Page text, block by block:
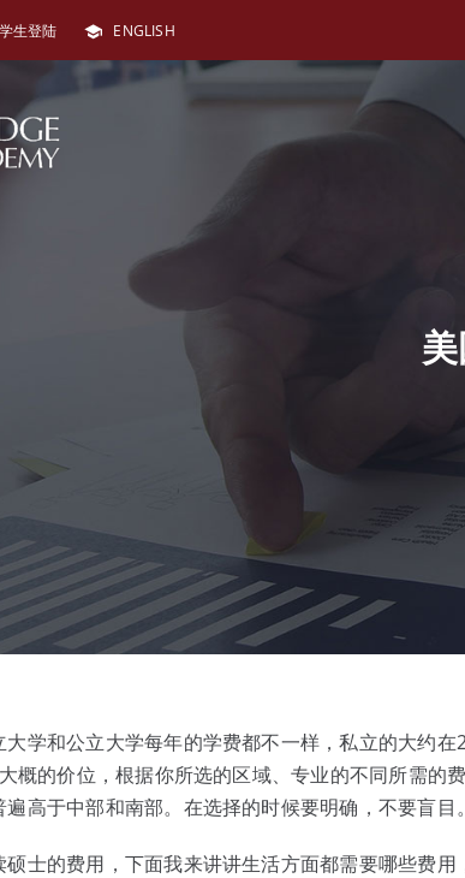
学生登陆 ENGLISH
学和公立大学每年的学费都不一样，私立的大约
概的价位，根据你所选的区域、专业的不同所需的
高于中部和南部。在选择的时候要明确，不要盲目。
士的费用，下面我来讲讲生活方面都需要哪些费